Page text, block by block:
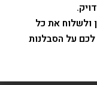
ולשלוח את כל
על הסבלנות